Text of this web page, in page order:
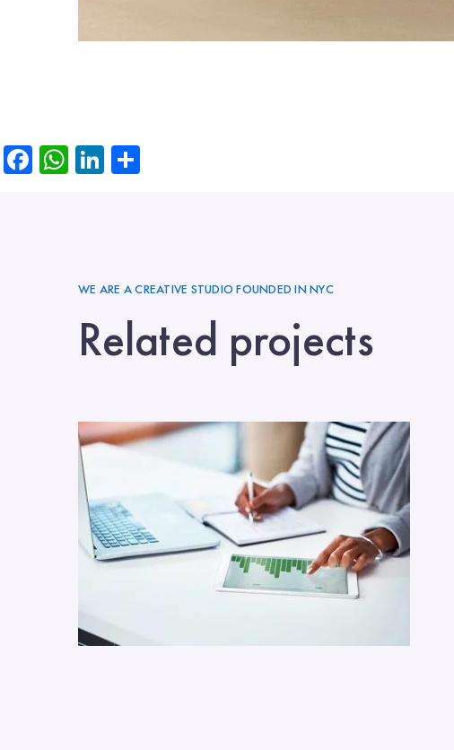
Facebook
WhatsApp
LinkedIn
WE ARE A CREATIVE STUDIO FOUNDED IN NYC
Related projects